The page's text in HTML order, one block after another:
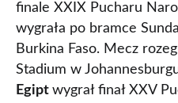
finale XXIX Pucharu
wygrała po bramce
Burkina Faso. Mecz
Stadium w
Egipt wygrał finał XXV